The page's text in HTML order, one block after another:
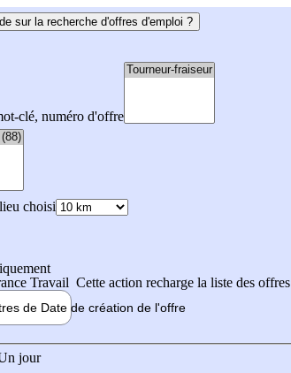
sur la recherche d'offres d'emploi ?
clé, numéro d'offre
choisi
Travail Cette action recharge la liste des offres
de Date de création de l'offre
de l'offre
jour